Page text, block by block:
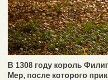
В 1308 году король
Мер, после которого